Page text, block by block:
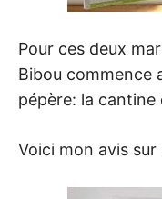
Pour ces deux
Bibou commence
pépère: la
Voici mon avis sur